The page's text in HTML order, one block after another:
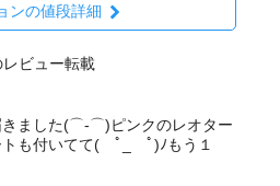
ンの値段詳細
ビュー転載
ました(⌒‐⌒)ピンクのレオター
も付いてて( ﾟ_ゝﾟ)ﾉもう１